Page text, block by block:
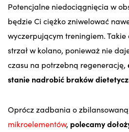
Potencjalne niedociągnięcia w
będzie Ci ciężko zniwelować
wyczerpującym treningiem. Takie
strzał w kolano, ponieważ nie
czasu na potrzebną regenerację,
stanie nadrobić braków
Oprócz zadbania o
mikroelementów, polecamy